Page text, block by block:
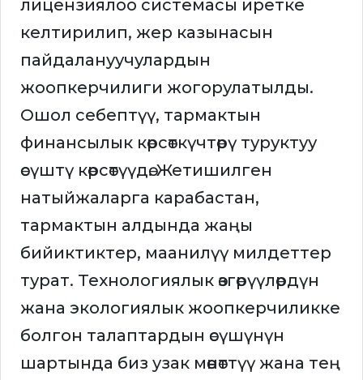
лицензиялоо системасы иретке
келтирилип, жер казынасын
пайдалануучулардын
жоопкерчилиги жогорулатылды.
Ошол себептүү, тармактын
финансылык көрсөткүчтөрү туруктуу
өсүштү көрсөтүүдө. Жетишилген
натыйжаларга карабастан,
тармактын алдында жаңы
бийиктиктер, маанилүү милдеттер
турат. Технологиялык өзгөрүүлөрдүн
жана экологиялык жоопкерчиликке
болгон талаптардын өсүшүнүн
шартында биз узак мөөнөттүү жана тең